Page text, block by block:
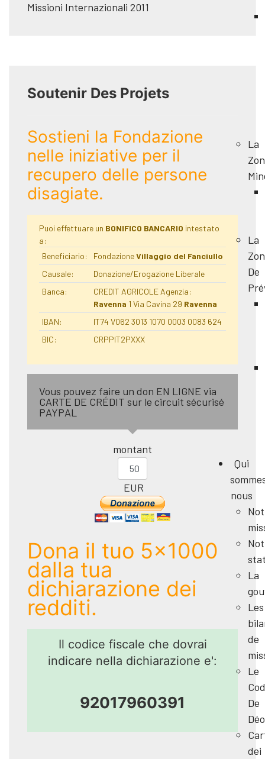
La
La
De
Qui
nous
La
Les
de
Le
De
dei
Missioni Internazionali 2011
Soutenir Des Projets
Sostieni la Fondazione
nelle iniziative per il
recupero delle persone
disagiate.
Puoi effettuare un BONIFICO BANCARIO intestato
a:
Beneficiario:
FondazioneVillaggio del Fanciullo
Causale:
Donazione/Erogazione Liberale
Banca:
CREDIT AGRICOLE Agenzia:
Ravenna 1 Via Cavina 29 Ravenna
IBAN:
IT74 V062 3013 1070 0003 0083 624
BIC:
CRPPIT2PXXX
Vous pouvez faire un don EN LIGNE via
CARTE DE CRÉDIT sur le circuit sécurisé
PAYPAL
montant
EUR
Dona il tuo 5x1000
dalla tua
dichiarazione dei
redditi.
Il codice fiscale che dovrai
indicare nella dichiarazione e':
92017960391